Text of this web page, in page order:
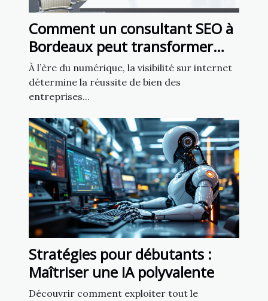
Comment un consultant SEO à
Bordeaux peut transformer
votre entreprise locale
À l’ère du numérique, la visibilité sur internet
détermine la réussite de bien des
entreprises...
Stratégies pour débutants :
Maîtriser une IA polyvalente
Découvrir comment exploiter tout le